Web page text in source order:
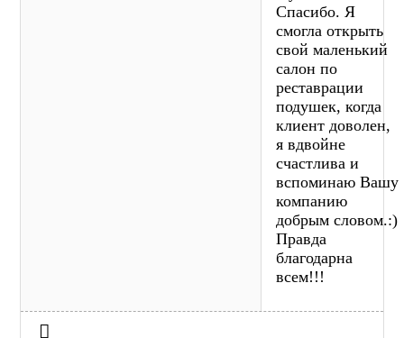
Спасибо. Я
смогла открыть
свой маленький
салон по
реставрации
подушек, когда
клиент доволен,
я вдвойне
счастлива и
вспоминаю Вашу
компанию
добрым словом.:)
Правда
благодарна
всем!!!